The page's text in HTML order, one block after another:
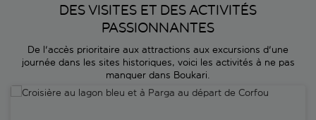
DES VISITES ET DES ACTIVITÉS
PASSIONNANTES
De l'accès prioritaire aux attractions aux excursions d'une
journée dans les sites historiques, voici les activités à ne pas
manquer dans Boukari.
Croisière au lagon bleu et à Parga au départ de Corfou